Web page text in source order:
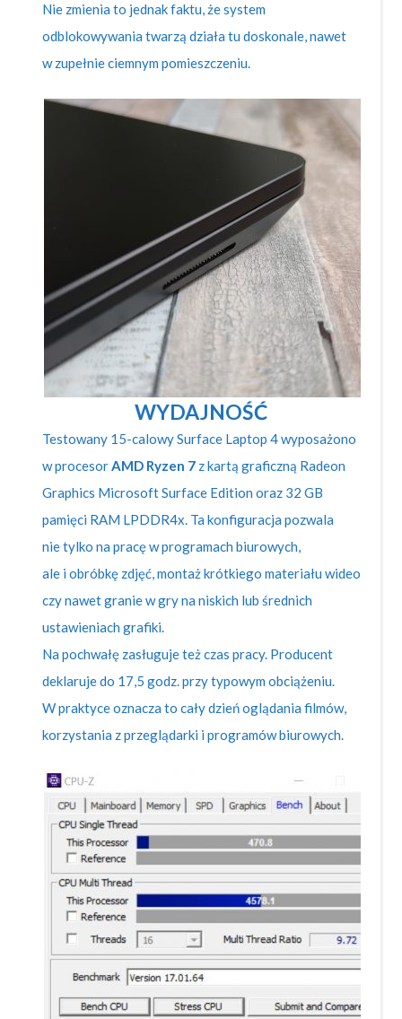
Nie zmienia to jednak faktu, że system
odblokowywania twarzą działa tu doskonale, nawet
w zupełnie ciemnym pomieszczeniu.
WYDAJNOŚĆ
Testowany 15-calowy Surface Laptop 4 wyposażono
w procesorAMD Ryzen 7z kartą graficzną Radeon
Graphics Microsoft Surface Edition oraz 32 GB
pamięci RAM LPDDR4x. Ta konfiguracja pozwala
nie tylko na pracę w programach biurowych,
ale i obróbkę zdjęć, montaż krótkiego materiału wideo
czy nawet granie w gry na niskich lub średnich
ustawieniach grafiki.
Na pochwałę zasługuje też czas pracy. Producent
deklaruje do 17,5 godz. przy typowym obciążeniu.
W praktyce oznacza to cały dzień oglądania filmów,
korzystania z przeglądarki i programów biurowych.